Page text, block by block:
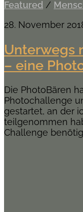
Featured /
28. November
Unterwegs
– eine
Die PhotoBären
Photochallenge
gestartet, an der
teilgenommen
Challenge